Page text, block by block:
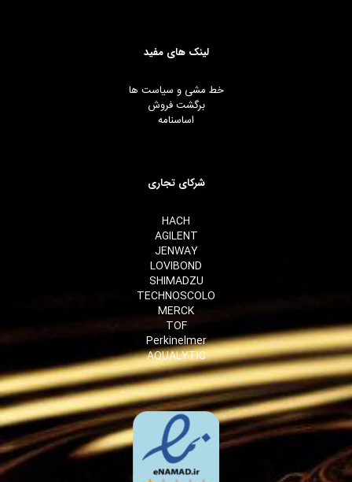
لینک های مفید
خط مشی و سیاست ها
برگشت فروش
اساسنامه
شرکای تجاری
HACH
AGILENT
JENWAY
LOVIBOND
SHIMADZU
TECHNOSCOLO
MERCK
TOF
Perkinelmer
AQUALYTIC